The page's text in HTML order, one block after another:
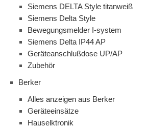
Siemens DELTA Style titanweiß
Siemens Delta Style
Bewegungsmelder I-system
Siemens Delta IP44 AP
Geräteanschlußdose UP/AP
Zubehör
Berker
Alles anzeigen aus Berker
Geräteeinsätze
Hauselktronik